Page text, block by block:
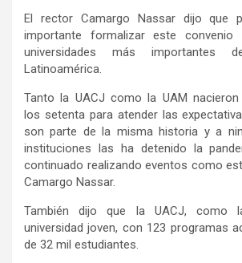
El rector Camargo Nassar dijo que
importante formalizar este
universidades más
Latinoamérica.
Tanto la UACJ como la UAM
los setenta para atender las
son parte de la misma historia y a
instituciones las ha detenido la
continuado realizando eventos como
Camargo Nassar.
También dijo que la UACJ, como
universidad joven, con 123 programas
de 32 mil estudiantes.